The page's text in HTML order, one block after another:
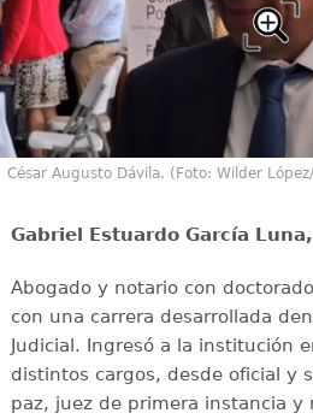
César Augusto Dávila. (Foto: Wilder
Gabriel Estuardo García
Abogado y notario con
con una carrera desarrollada
Judicial. Ingresó a la institución
distintos cargos, desde oficial y
paz, juez de primera instancia y